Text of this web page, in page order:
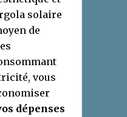
solaire
de
vous
dépenses